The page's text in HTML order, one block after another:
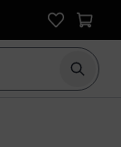
Suche